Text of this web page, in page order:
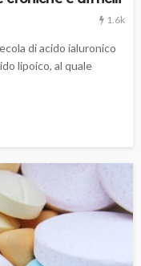
1.6k
di acido ialuronico
lipoico, al quale